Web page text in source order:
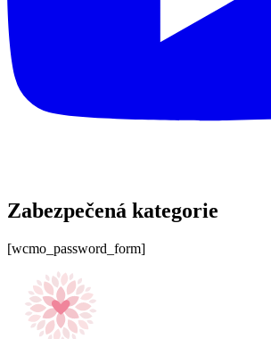
Zabezpečená kategorie
[wcmo_password_form]